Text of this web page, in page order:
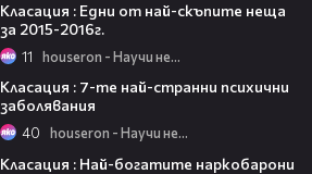
Класация : Едни от най-скъпите неща
за 2015-2016г.
11 houseron - Научи нещо ново
Класация : 7-те най-странни психични
заболявания
40 houseron - Научи нещо ново
Класация : Най-богатите наркобарони